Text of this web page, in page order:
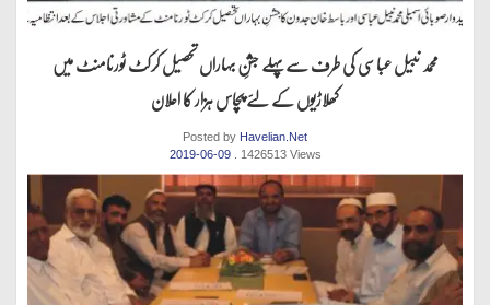
محمد نبیل عباسی کی طرف سےپہلے جشنِ بہاراں تحصیل کرکٹ ٹورنامنٹ میں
کھلاڑیوں کے لئے پچاس ہزار کا اعلان
Posted by Havelian.Net
2019-06-09
. 1426513 Views